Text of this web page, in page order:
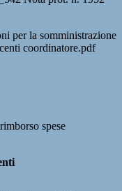
per la somministrazione
coordinatore.pdf
spese